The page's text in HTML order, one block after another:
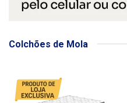
Colchões de Mola